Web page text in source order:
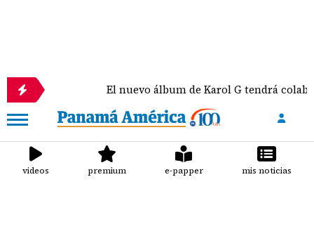
El nuevo álbum de Karol G tendrá
videos premium e-papper mis noticias